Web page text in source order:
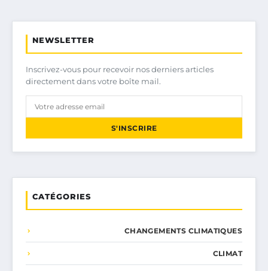
NEWSLETTER
Inscrivez-vous pour recevoir nos derniers articles
directement dans votre boîte mail.
S'INSCRIRE
CATÉGORIES
CHANGEMENTS CLIMATIQUES
CLIMAT